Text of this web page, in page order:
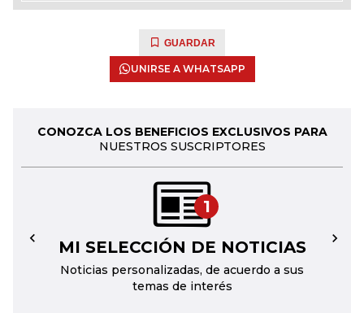
GUARDAR
UNIRSE A WHATSAPP
CONOZCA LOS BENEFICIOS EXCLUSIVOS PARA
NUESTROS SUSCRIPTORES
1
MI SELECCIÓN DE NOTICIAS
Noticias personalizadas, de acuerdo a sus
temas de interés
← →